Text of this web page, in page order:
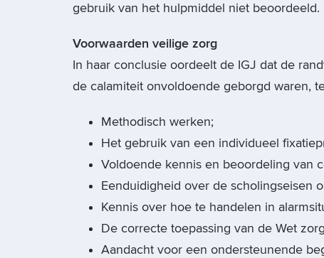
gebruik van het hulpmiddel niet beoordeeld.
Voorwaarden veilige zorg
In haar conclusie oordeelt de IGJ dat de
de calamiteit onvoldoende geborgd waren,
Methodisch werken;
Het gebruik van een individueel
Voldoende kennis en beoordeling van
Eenduidigheid over de scholingseisen
Kennis over hoe te handelen in
De correcte toepassing van de Wet
Aandacht voor een ondersteunende